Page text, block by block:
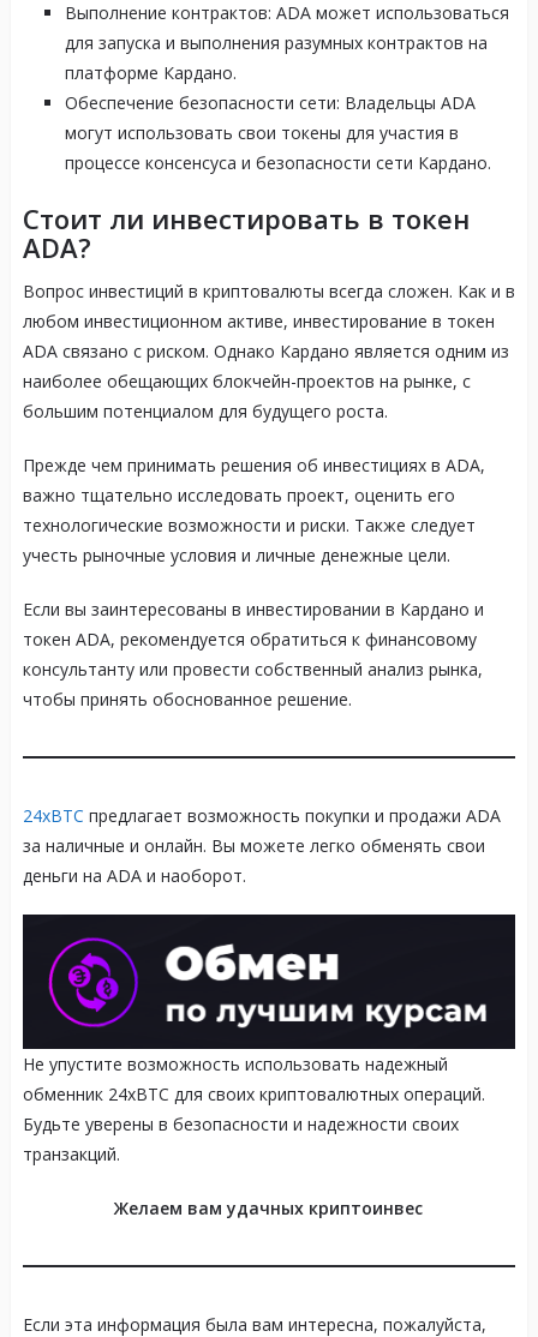
Выполнение контрактов: ADA может использоваться
для запуска и выполнения разумных контрактов на
платформе Кардано.
Обеспечение безопасности сети: Владельцы ADA
могут использовать свои токены для участия в
процессе консенсуса и безопасности сети Кардано.
Стоит ли инвестировать в токен
ADA?
Вопрос инвестиций в криптовалюты всегда сложен. Как и в
любом инвестиционном активе, инвестирование в токен
ADA связано с риском. Однако Кардано является одним из
наиболее обещающих блокчейн-проектов на рынке, с
большим потенциалом для будущего роста.
Прежде чем принимать решения об инвестициях в ADA,
важно тщательно исследовать проект, оценить его
технологические возможности и риски. Также следует
учесть рыночные условия и личные денежные цели.
Если вы заинтересованы в инвестировании в Кардано и
токен ADA, рекомендуется обратиться к финансовому
консультанту или провести собственный анализ рынка,
чтобы принять обоснованное решение.
24xBTC предлагает возможность покупки и продажи ADA
за наличные и онлайн. Вы можете легко обменять свои
деньги на ADA и наоборот.
Не упустите возможность использовать надежный
обменник 24xBTC для своих криптовалютных операций.
Будьте уверены в безопасности и надежности своих
транзакций.
Желаем вам удачных криптоинвес
Если эта информация была вам интересна, пожалуйста,